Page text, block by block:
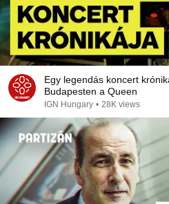
Egy legendás koncert
Budapesten a Queen
IGN Hungary • 28K views